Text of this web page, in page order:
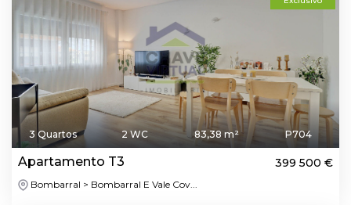
3 Quartos 2 WC 83,38 m² P704
Apartamento T3 399 500 €
Bombarral > Bombarral E Vale Cov...